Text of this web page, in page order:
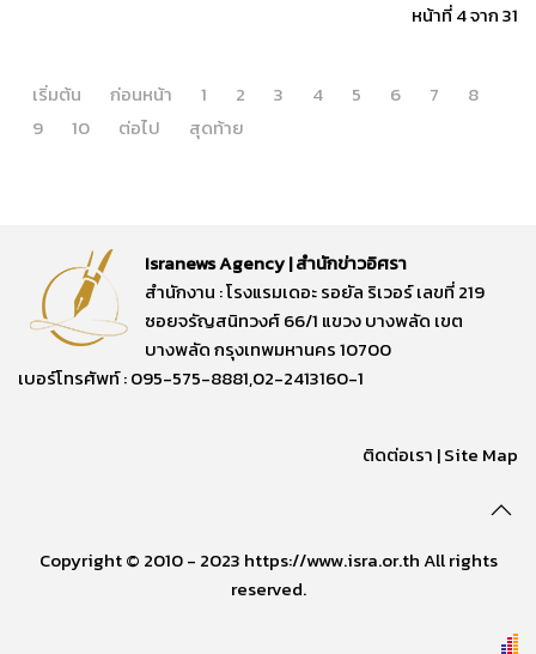
หน้าที่ 4 จาก 31
เริ่มต้น ก่อนหน้า 1 2 3 4 5 6 7
8
9
10 ต่อไป สุดท้าย
Isranews Agency | สำนักข่าวอิศรา
สำนักงาน : โรงแรมเดอะ รอยัล ริเวอร์ เลขที่ 219
ซอยจรัญสนิทวงศ์ 66/1 แขวง บางพลัด เขต
บางพลัด กรุงเทพมหานคร 10700
เบอร์โทรศัพท์ : 095-575-8881,02-2413160-1
ติดต่อเรา |Site Map
Copyright © 2010 - 2023 https://www.isra.or.th All rights
reserved.